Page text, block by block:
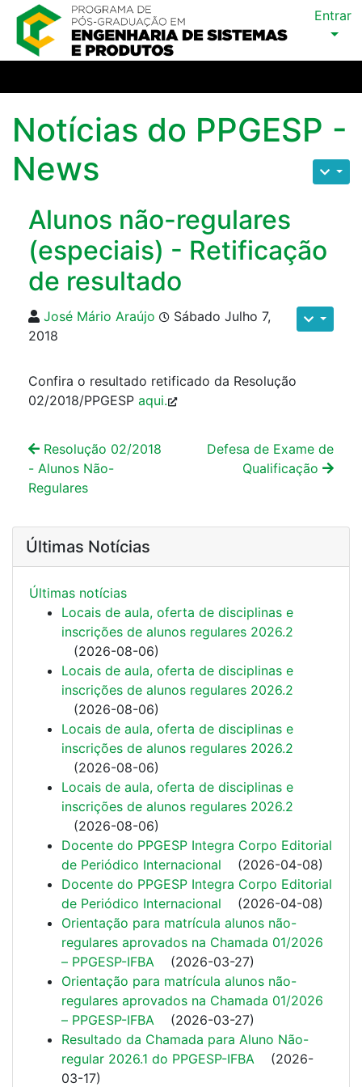
Entrar
Notícias do PPGESP -
News
Alunos não-regulares
(especiais) - Retificação
de resultado
José Mário Araújo
Sábado Julho 7,
2018
Confira o resultado retificado da Resolução
02/2018/PPGESP aqui.
Resolução 02/2018
- Alunos Não-
Regulares
Defesa de Exame de
Qualificação
Últimas Notícias
Últimas notí­cias
Locais de aula, oferta de disciplinas e
inscrições de alunos regulares 2026.2
(2026-08-06)
Locais de aula, oferta de disciplinas e
inscrições de alunos regulares 2026.2
(2026-08-06)
Locais de aula, oferta de disciplinas e
inscrições de alunos regulares 2026.2
(2026-08-06)
Locais de aula, oferta de disciplinas e
inscrições de alunos regulares 2026.2
(2026-08-06)
Docente do PPGESP Integra Corpo Editorial
de Periódico Internacional
(2026-04-08)
Docente do PPGESP Integra Corpo Editorial
de Periódico Internacional
(2026-04-08)
Orientação para matrícula alunos não-
regulares aprovados na Chamada 01/2026
– PPGESP-IFBA (2026-03-27)
Orientação para matrícula alunos não-
regulares aprovados na Chamada 01/2026
– PPGESP-IFBA (2026-03-27)
Resultado da Chamada para Aluno Não-
regular 2026.1 do PPGESP-IFBA (2026-
03-17)